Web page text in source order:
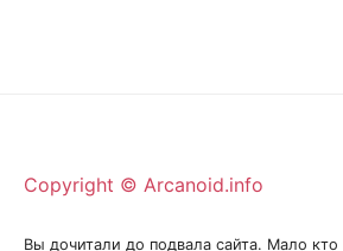
Copyright © Arcanoid.info
Вы дочитали до подвала сайта. Мало кто